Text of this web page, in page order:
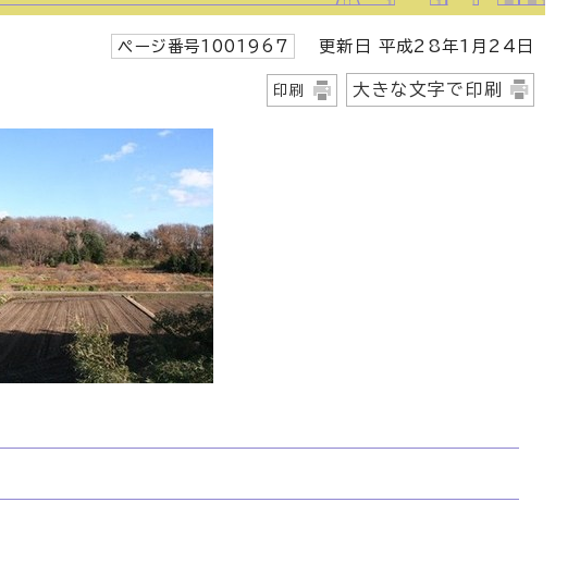
ページ番号1001967 更新日 平成28年1月24日
印刷 大きな文字で印刷